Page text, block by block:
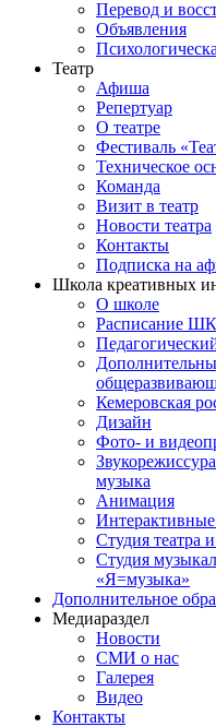
Перевод и
Объявления
Театр
Афиша
Репертуар
О театре
Фестиваль
Техническое
Команда
Визит в театр
Новости театра
Контакты
Подписка на
Школа креативных
О школе
Расписание
Кемеровская
Дизайн
Фото- и
музыка
Анимация
Студия театра
Студия
«Я=музыка»
Дополнительное
Медиараздел
Новости
СМИ о нас
Галерея
Видео
Контакты